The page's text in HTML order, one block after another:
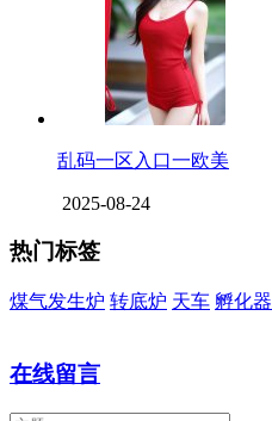
乱码一区入口一欧美
2025-08-24
热门标签
煤气发生炉 转底炉 天车 孵化器
在线留言